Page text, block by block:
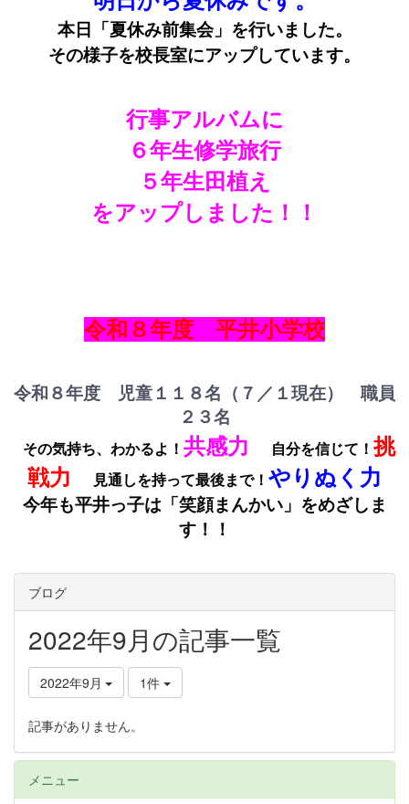
本日「夏休み前集会」を行いました。
その様子を校長室にアップしています。
行事アルバムに
６年生修学旅行
５年生田植え
をアップしました！！
令和８年度 平井小学校
令和８年度 児童１１８名（７／１現在） 職員
２３名
その気持ち、わかるよ！ 共感力 自分を信じて！挑
戦力
見通しを持って最後まで！ やりぬく力
今年も平井っ子は「笑顔まんかい」をめざしま
す！！
ブログ
2022年9月の記事一覧
2022年9月 1件
記事がありません。
メニュー